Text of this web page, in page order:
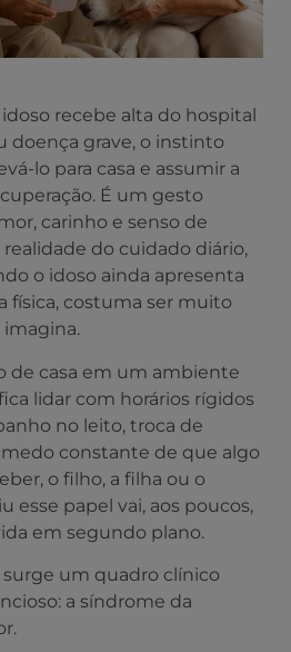
recebe alta do hospital
doença grave, o instinto
lo para casa e assumir a
É um gesto
carinho e senso de
do cuidado diário,
o idoso ainda apresenta
física, costuma ser muito
imagina.
de casa em um ambiente
lidar com horários rígidos
no leito, troca de
medo constante de que algo
o filho, a filha ou o
esse papel vai, aos poucos,
em segundo plano.
um quadro clínico
a síndrome da